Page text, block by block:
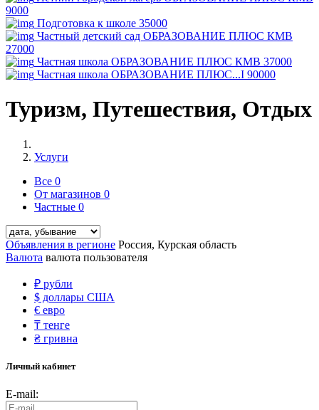
9000
Подготовка к школе 35000
Частный детский сад ОБРАЗОВАНИЕ ПЛЮС КМВ
27000
Частная школа ОБРАЗОВАНИЕ ПЛЮС КМВ 37000
Частная школа ОБРАЗОВАНИЕ ПЛЮС...I 90000
Туризм, Путешествия, Отдых
Услуги
Все 0
От магазинов 0
Частные 0
Объявления в регионе Россия, Курская область
Валюта валюта пользователя
₽ рубли
$ доллары США
€ евро
₸ тенге
₴ гривна
Личный кабинет
E-mail: